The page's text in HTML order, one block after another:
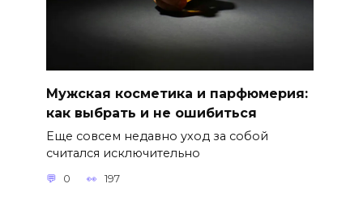
Мужская косметика и парфюмерия:
как выбрать и не ошибиться
Еще совсем недавно уход за собой
считался исключительно
0 197